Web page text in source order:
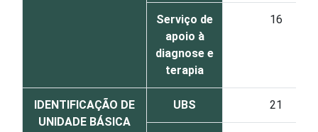
Serviço de
apoio à
diagnose e
terapia
16
IDENTIFICAÇÃO DE
UNIDADE BÁSICA
UBS 21